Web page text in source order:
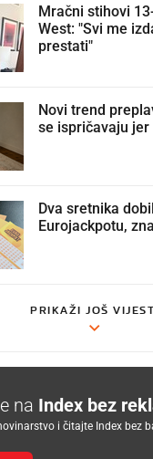
Mračni stihovi
West: "Svi me
prestati"
Novi trend
se ispričavaju
Dva sretnika
Eurojackpotu,
PRIKAŽI JOŠ
na Index bez
i čitajte Index bez